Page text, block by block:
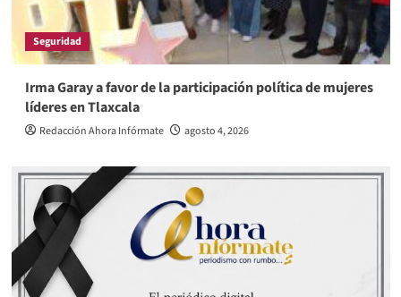
Seguridad
Irma Garay a favor de la participación política de mujeres
líderes en Tlaxcala
Redacción Ahora Infórmate agosto 4, 2026